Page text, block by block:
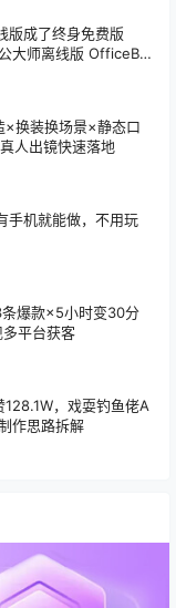
版成了终身免费版
大师离线版 OfficeBo
×换装换场景×静态口
人出镜快速落地
手机就能做，不用玩
爆款×5小时变30分
平台获客
，戏耍钓鱼佬A
作思路拆解